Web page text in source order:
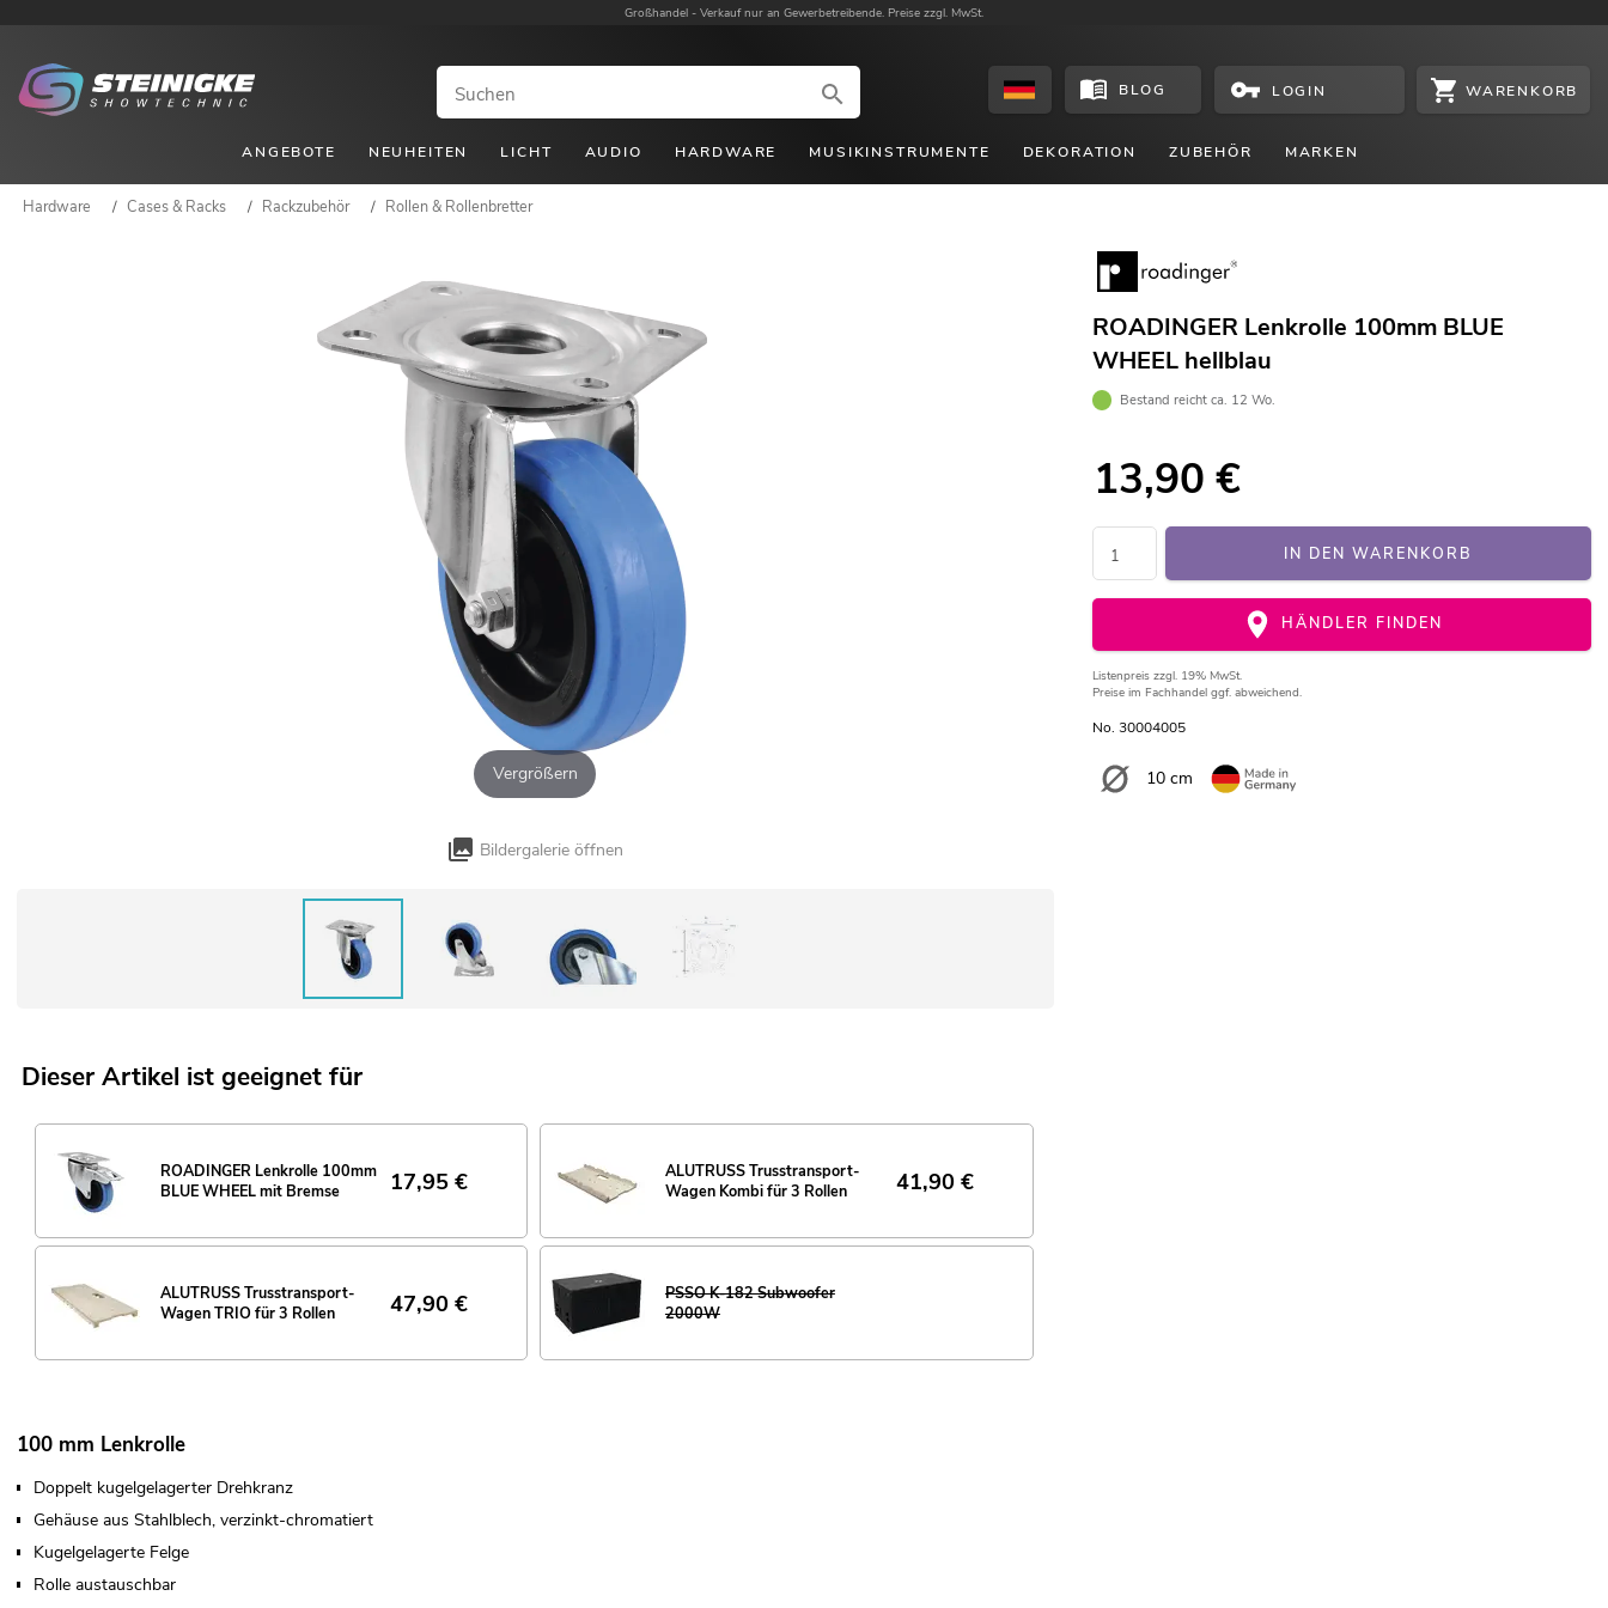
Großhandel - Verkauf nur an Gewerbetreibende. Preise zzgl. MwSt.
BLOG LOGIN WARENKORB
ANGEBOTE NEUHEITEN LICHT AUDIO HARDWARE MUSIKINSTRUMENTE DEKORATION ZUBEHÖR MARKEN
Hardware / Cases & Racks / Rackzubehör / Rollen & Rollenbretter
Vergrößern
Bildergalerie öffnen
ROADINGER Lenkrolle 100mm BLUE
WHEEL hellblau
Bestand reicht ca. 12 Wo.
13,90 €
IN DEN WARENKORB
HÄNDLER FINDEN
Listenpreis zzgl. 19% MwSt.
Preise im Fachhandel ggf. abweichend.
No. 30004005
10 cm
Dieser Artikel ist geeignet für
ROADINGER Lenkrolle 100mm
BLUE WHEEL mit Bremse
17,95€
ALUTRUSS Trusstransport-
Wagen Kombi für 3 Rollen
41,90 €
ALUTRUSS Trusstransport-
Wagen TRIO für 3 Rollen
47,90€
PSSO K-182 Subwoofer
2000W
100 mm Lenkrolle
Doppelt kugelgelagerter Drehkranz
Gehäuse aus Stahlblech, verzinkt-chromatiert
Kugelgelagerte Felge
Rolle austauschbar